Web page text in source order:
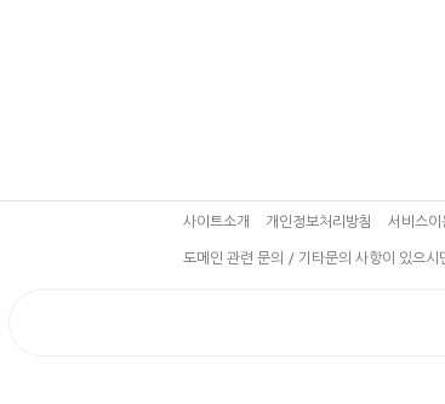
사이트소개 개인정보처리방침 서비스이
도메인 관련 문의 / 기타문의 사항이 있으